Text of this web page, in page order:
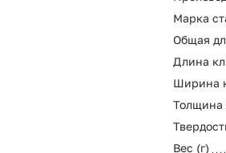
Марка
Общая
Длина
Ширина
Толщина
Вес (г)